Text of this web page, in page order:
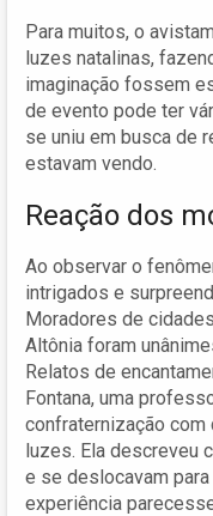
Para muitos, o
luzes natalinas,
imaginação fossem
de evento pode ter
se uniu em busca de
estavam vendo.
Reação dos
Ao observar o
intrigados e
Moradores de
Altônia foram
Relatos de
Fontana, uma
confraternização com
luzes. Ela descreveu
e se deslocavam
experiência